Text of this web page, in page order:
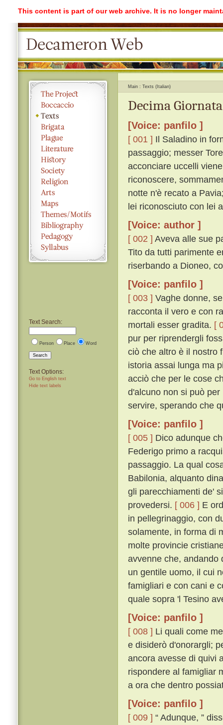
This content is part of our web archive. It is no longer
Text Search:
Person Place Word
Search
Text Options:
Go to English text
Hide text labels
Main Texts (Italian)
Decima
[Voice: panfilo ]
[ 001 ] Il Saladino in
passaggio; messer
acconciare uccelli
riconoscere,
notte n'è recato a
lei riconosciuto con lei
[Voice: author ]
[ 002 ] Aveva alle sue
Tito da tutti parimente
riserbando a Dioneo,
[Voice: panfilo ]
[ 003 ] Vaghe donne,
racconta il vero e con
mortali esser gradita. [
pur per riprendergli
ciò che altro è il nostro
istoria assai lunga ma
acciò che per le cose
d'alcuno non si può
servire, sperando che
[Voice: panfilo ]
[ 005 ] Dico adunque
Federigo primo a
passaggio. La qual
Babilonia, alquanto
gli parecchiamenti de'
provedersi. [ 006 ] E
in pellegrinaggio, con
solamente, in forma di
molte provincie
avvenne che, andando
un gentile uomo, il cui
famigliari e con cani e
quale sopra 'l Tesino
[Voice: panfilo ]
[ 008 ] Li quali come
e disiderò d'onorargli;
ancora avesse di quivi
rispondere al famigliar
a ora che dentro
[Voice: panfilo ]
[ 009 ] “ Adunque, ”